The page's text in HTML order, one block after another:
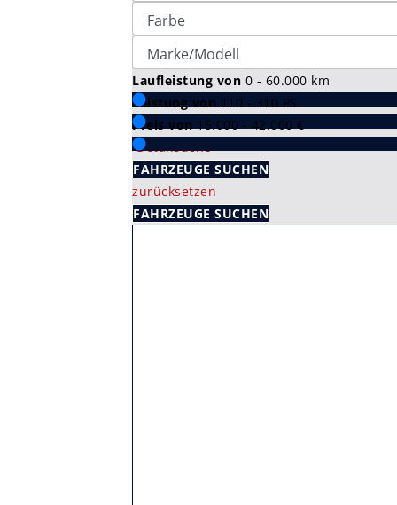
Laufleistung von 0 - 60.000 km
Leistung von110 - 310PS
Preis von15.000 - 42.000€
Detailsuche
FAHRZEUGE SUCHEN
zurücksetzen
FAHRZEUGE SUCHEN